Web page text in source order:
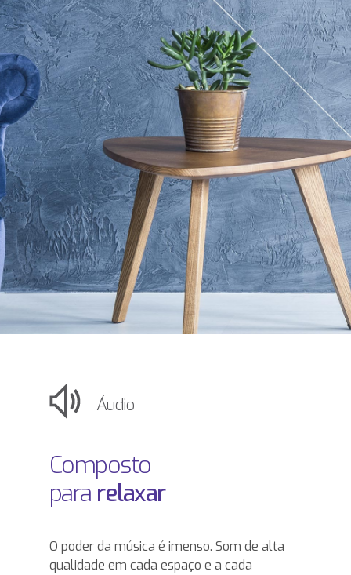
Áudio
Composto
para relaxar
O poder da música é imenso. Som de alta
qualidade em cada espaço e a cada